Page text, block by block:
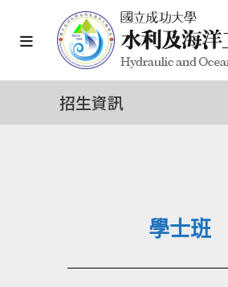
招生資訊
學士班